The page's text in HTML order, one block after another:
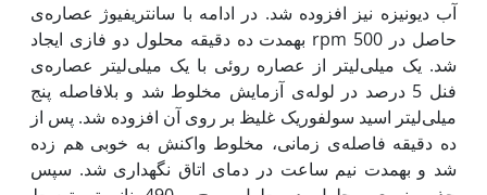
آب دیونیزه نیز افزوده شد. در ادامه با سانتریفیوژ عصاره‌ی
حاصل در rpm 500 به‫مدت ده دقیقه محلول دو فازی ایجاد
شد. یک میلی‌لیتر از عصاره روئی با یک میلی‌لیتر عصاره‌ی
فنل 5 درصد در لوله‌ی آزمایش مخلوط شد و بلافاصله پنج
میلی‌لیتر اسید سولفوریک غلیظ بر روی آن افزوده شد. پس از
ده دقیقه فاصله‌ی زمانی، مخلوط واکنش به خوبی هم زده
شد و به‫مدت نیم ساعت در دمای اتاق نگه‫داری شد. سپس